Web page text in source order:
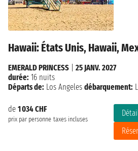
Hawaii: États Unis, Hawaii,
de 1 034 CHF
prix par personne taxes incluses
EMERALD PRINCESS
25 JANV. 2027
durée: 16 nuits
Départs de: Los Angeles débarquement: